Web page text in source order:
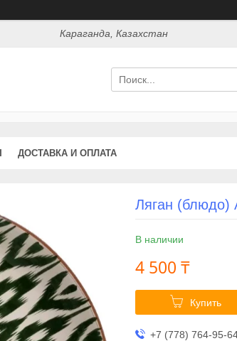
Караганда, Казахстан
ДОСТАВКА И ОПЛАТА
Ляган (блюдо)
В наличии
4 500 ₸
Купить
+7 (778) 764-95-